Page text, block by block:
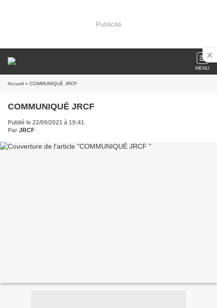
Publicité
MENU
Accueil » COMMUNIQUÉ JRCF
COMMUNIQUÉ JRCF
Publié le 22/09/2021 à 19:41
Par JRCF